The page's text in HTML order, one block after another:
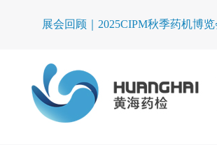
展会回顾｜2025CIPM秋季药机博览